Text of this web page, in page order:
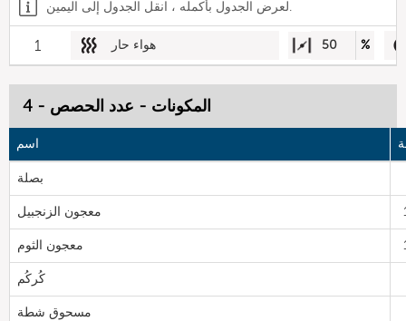
لعرض الجدول بأكمله ، انقل الجدول إلى اليمين.
1 هواء حار 50 %
المكونات - عدد الحصص - 4
اسم
بصلة
معجون الزنجبيل
معجون الثوم
كُركُم
مسحوق شطة